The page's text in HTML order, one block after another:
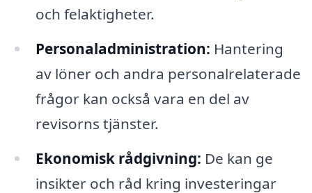
och felaktigheter.
Personaladministration: Hantering
av löner och andra personalrelaterade
frågor kan också vara en del av
revisorns tjänster.
Ekonomisk rådgivning: De kan ge
insikter och råd kring investeringar